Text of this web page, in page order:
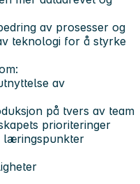
av prosesser og
teknologi for å styrke
av
på tvers av team
prioriteringer
læringspunkter